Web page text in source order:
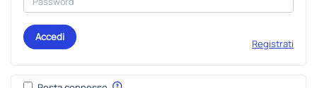
Accedi
Registrati